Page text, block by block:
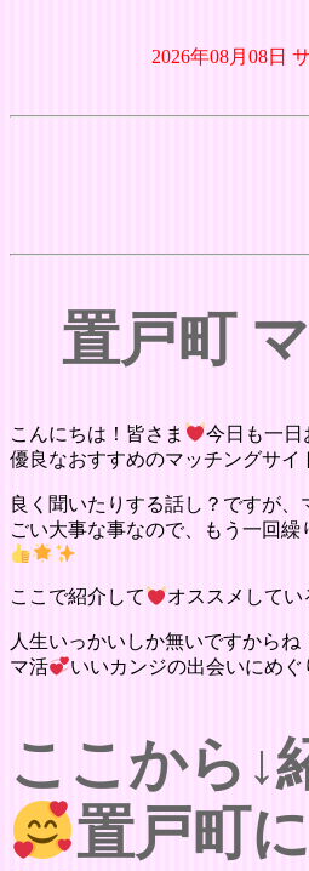
2026年08月08日
置戸町
こんにちは！皆さま 今日も一日
優良なおすすめのマッチングサイ
良く聞いたりする話し？ですが
ごい大事な事なので、もう一回繰
ここで紹介して オススメして
人生いっかいしか無いですから
マ活
いいカンジの出会いにめ
ここから↓
置戸町